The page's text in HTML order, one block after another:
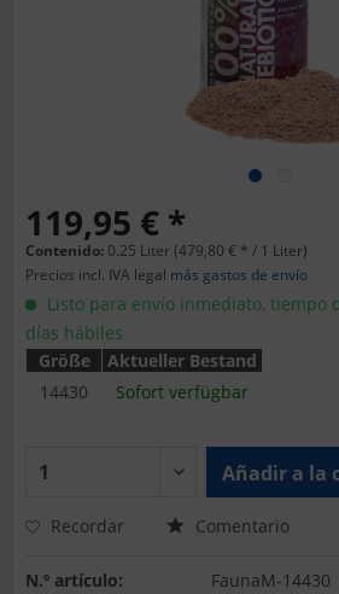
119,95 € *
Contenido: 0.25 Liter (479,80 € * / 1 Liter)
Precios incl. IVA legal más gastos de envío
Listo para envío inmediato, tiempo
días hábiles
Größe
Aktueller Bestand
14430
Sofort verfügbar
Añadir a la
Recordar Comentario
N.º artículo: FaunaM-14430